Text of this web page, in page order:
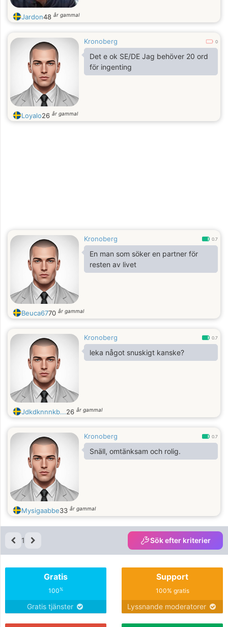
Jardon48 år gammal
Kronoberg 0
Det e ok SE/DE Jag behöver 20 ord
för ingenting
Loyalo26 år gammal
Kronoberg 0.7
En man som söker en partner för
resten av livet
Beuca6770 år gammal
Kronoberg 0.7
leka något snuskigt kanske?
Jdkdknnnkb...26 år gammal
Kronoberg 0.7
Snäll, omtänksam och rolig.
Mysigaabbe33 år gammal
1 Sök efter kriterier
Gratis
100%
Gratis tjänster
Support
100% gratis
Lyssnande moderatorer